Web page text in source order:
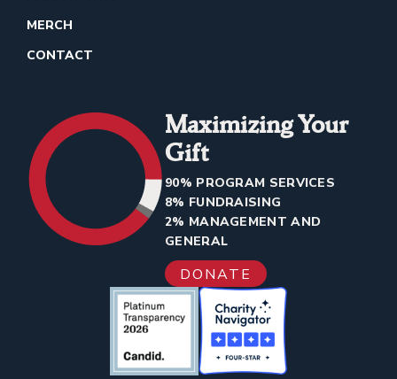
MERCH
CONTACT
Maximizing Your
Gift
90% PROGRAM SERVICES
8% FUNDRAISING
2% MANAGEMENT AND
GENERAL
DONATE